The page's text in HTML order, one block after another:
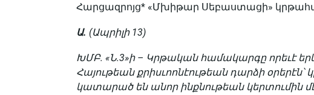
Հարցազրոյց* «Մխիթար Սեբաստացի»
Ա. (Ապրիլի 13)
ԽՄԲ. «Ն.3»ի – Կրթական համակարգը որեւէ
Հայութեան քրիսւոոնէութեան դարձի օրերէն՝
կատարած են անոր ինքնութեան կերտումին